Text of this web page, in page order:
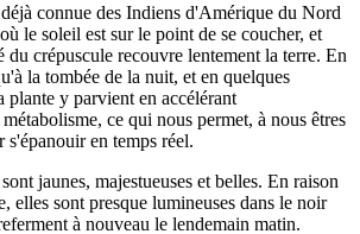
connue des Indiens d'Amérique du Nord
le soleil est sur le point de se coucher, et
du crépuscule recouvre lentement la terre. En
la tombée de la nuit, et en quelques
plante y parvient en accélérant
ce qui nous permet, à nous êtres
s'épanouir en temps réel.
jaunes, majestueuses et belles. En raison
elles sont presque lumineuses dans le noir
à nouveau le lendemain matin.